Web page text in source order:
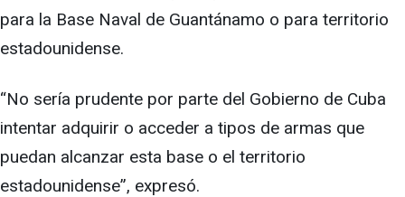
para la Base Naval de Guantánamo o para territorio
estadounidense.
“No sería prudente por parte del Gobierno de Cuba
intentar adquirir o acceder a tipos de armas que
puedan alcanzar esta base o el territorio
estadounidense”, expresó.